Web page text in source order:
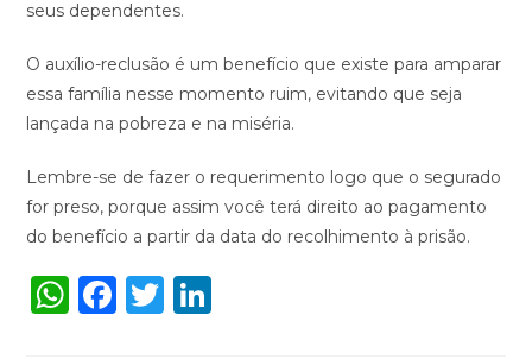
seus dependentes.
O auxílio-reclusão é um benefício que existe para amparar
essa família nesse momento ruim, evitando que seja
lançada na pobreza e na miséria.
Lembre-se de fazer o requerimento logo que o segurado
for preso, porque assim você terá direito ao pagamento
do benefício a partir da data do recolhimento à prisão.
W F
T